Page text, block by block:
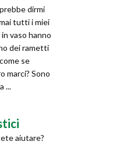
dirmi
tutti i miei
vaso hanno
dei rametti
se
marci? Sono
...
aiutare?